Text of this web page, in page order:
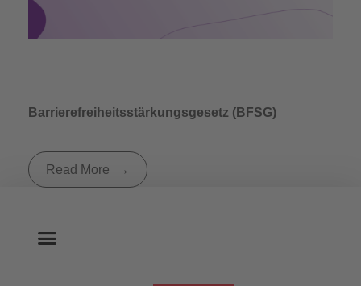
Barrierefreiheitsstärkungsgesetz (BFSG)
Read More